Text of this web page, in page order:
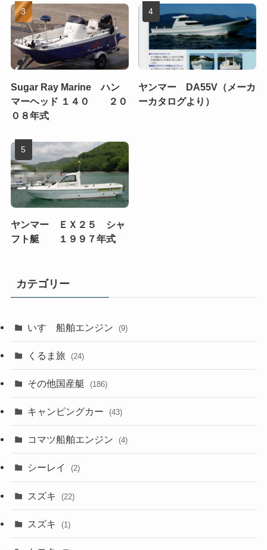
Sugar Ray Marine ハン
マーヘッド １４０ ２０
０８年式
ヤンマー DA55V（メーカ
ーカタログより）
ヤンマー ＥＸ２５ シャ
フト艇 １９９７年式
カテゴリー
いすゞ船舶エンジン (9)
くるま旅 (24)
その他国産艇 (186)
キャンピングカー (43)
コマツ船舶エンジン (4)
シーレイ (2)
スズキ (22)
スズキ (1)